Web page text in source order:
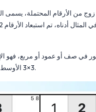
إذا تواجد في صف أو عمود أو مربع 3×3 زوج من
صف أو عمود أو مربع، فهو
3×3 الأوسط، العدد 9 مذكور كرقم محتمل مرة واحدة فقط. هذا يجعله هو الإجابة لتلك الخلية.